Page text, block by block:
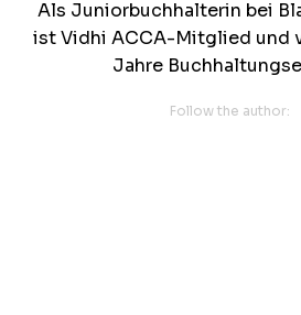
Als Juniorbuchhalterin bei
ist Vidhi ACCA-Mitglied und
Jahre
Follow the author: